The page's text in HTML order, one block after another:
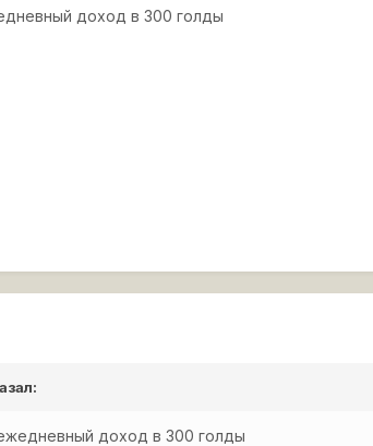
доход в 300 голды
доход в 300 голды